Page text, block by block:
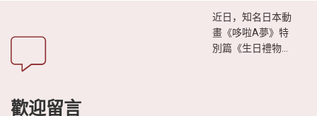
近日，知名日本動
畫《哆啦A夢》特
別篇《生日禮物是
歡迎留言